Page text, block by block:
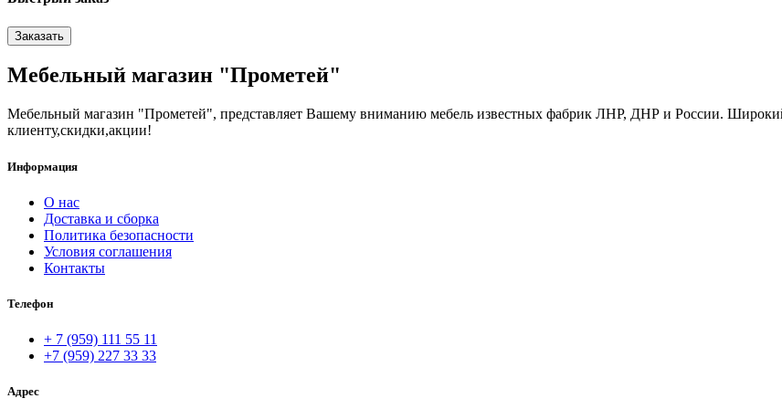
Заказать
Мебельный магазин "Прометей"
Мебельный магазин "Прометей", представляет Вашему вниманию мебель известных фабрик ЛНР, ДНР и России.
клиенту,скидки,акции!
Информация
О нас
Доставка и сборка
Политика безопасности
Условия соглашения
Контакты
Телефон
+ 7 (959) 111 55 11
+7 (959) 227 33 33
Адрес